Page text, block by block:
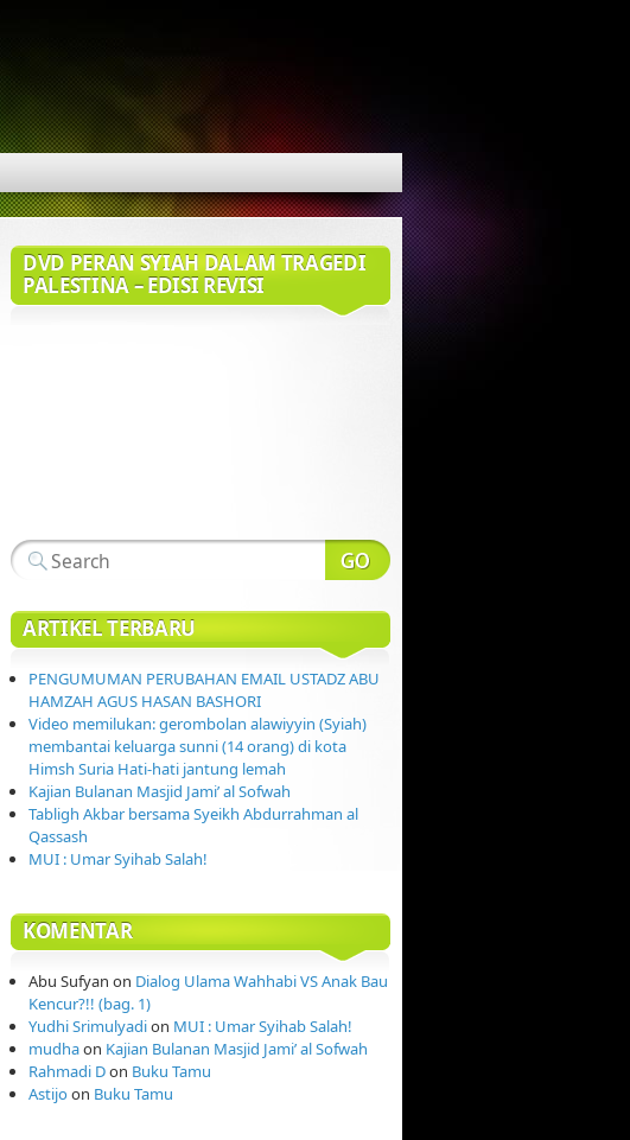
DVD PERAN SYIAH DALAM TRAGEDI
PALESTINA – EDISI REVISI
ARTIKEL TERBARU
PENGUMUMAN PERUBAHAN EMAIL USTADZ ABU
HAMZAH AGUS HASAN BASHORI
Video memilukan: gerombolan alawiyyin (Syiah)
membantai keluarga sunni (14 orang) di kota
Himsh Suria Hati-hati jantung lemah
Kajian Bulanan Masjid Jami’ al Sofwah
Tabligh Akbar bersama Syeikh Abdurrahman al
Qassash
MUI : Umar Syihab Salah!
KOMENTAR
Abu Sufyan on Dialog Ulama Wahhabi VS Anak Bau
Kencur?!! (bag. 1)
Yudhi Srimulyadion MUI : Umar Syihab Salah!
mudhaon Kajian Bulanan Masjid Jami’ al Sofwah
Rahmadi Don Buku Tamu
Astijoon Buku Tamu